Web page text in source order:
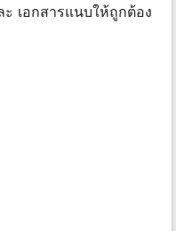
เอกสารแนบให้ถูกต้อง